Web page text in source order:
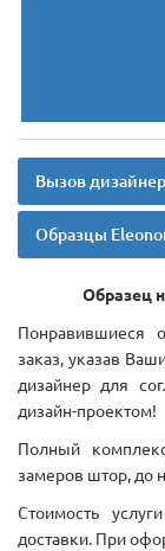
Вызов
Образцы
Образец
Понравившиеся
заказ, указав
дизайнер для
дизайн-проектом!
Полный
замеров штор, до
Стоимость
доставки. При